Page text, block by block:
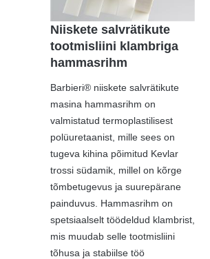
Niiskete salvrätikute
tootmisliini klambriga
hammasrihm
Barbieri® niiskete salvrätikute
masina hammasrihm on
valmistatud termoplastilisest
polüuretaanist, mille sees on
tugeva kihina põimitud Kevlar
trossi südamik, millel on kõrge
tõmbetugevus ja suurepärane
painduvus. Hammasrihm on
spetsiaalselt töödeldud klambrist,
mis muudab selle tootmisliini
tõhusa ja stabiilse töö